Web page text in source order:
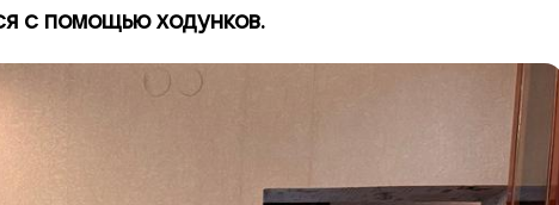
с помощью ходунков.